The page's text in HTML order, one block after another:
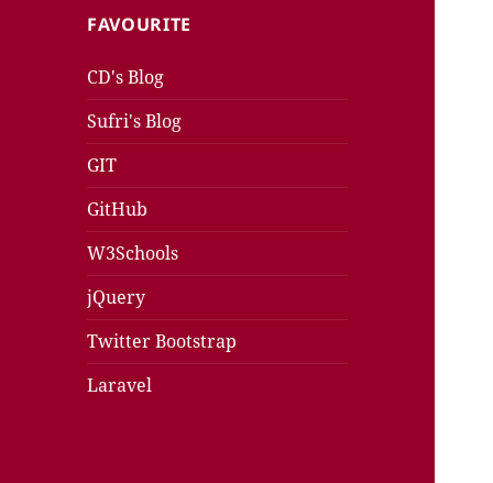
FAVOURITE
CD's Blog
Sufri's Blog
GIT
GitHub
W3Schools
jQuery
Twitter Bootstrap
Laravel